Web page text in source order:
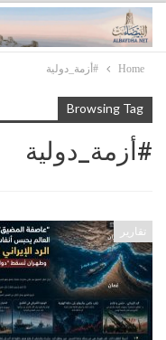
Home #أزمة_دولية
Browsing Tag
#أزمة_دولية
تقارير